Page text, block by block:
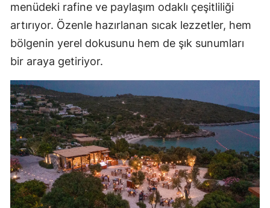
menüdeki rafine ve paylaşım odaklı çeşitliliği
artırıyor. Özenle hazırlanan sıcak lezzetler, hem
bölgenin yerel dokusunu hem de şık sunumları
bir araya getiriyor.